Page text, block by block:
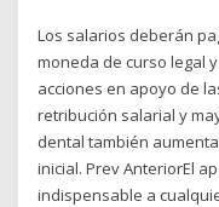
Los salarios deberán
moneda de curso legal
acciones en apoyo de
retribución salarial y
dental también
inicial. Prev AnteriorEl
indispensable a